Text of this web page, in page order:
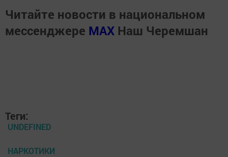
Читайте новости в национальном
мессенджере MАХ Наш Черемшан
Теги:
UNDEFINED
НАРКОТИКИ